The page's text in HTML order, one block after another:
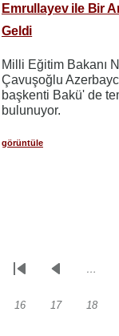
Emrullayev ile Bir
Geldi
Milli Eğitim Bakanı
Çavuşoğlu
başkenti Bakü' de
bulunuyor.
görüntüle
Sayfalama
İlk
Önceki…
Sayfa
16 Sayfa
17 Sayfa
18